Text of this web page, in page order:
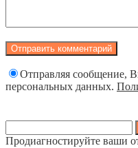
Отправляя сообщение,
персональных данных.
Продиагностируйте ваши